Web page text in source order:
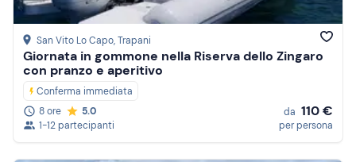
San Vito Lo Capo, Trapani
Giornata in gommone nella Riserva dello Zingaro
con pranzo e aperitivo
Conferma immediata
8 ore
5.0
1-12 partecipanti
da 110 €
per persona